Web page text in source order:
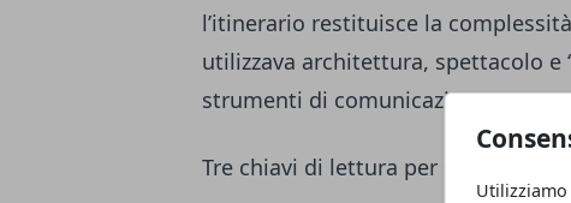
l’itinerario restituisce la
utilizzava architettura, spettacolo e
strumenti di comunicazione e
Tre chiavi di lettura per superare i